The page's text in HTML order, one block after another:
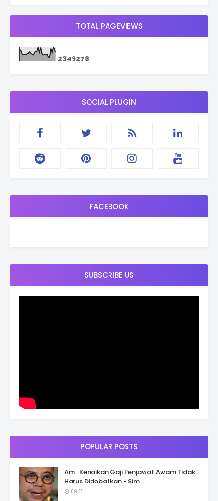
TOTAL PAGEVIEWS
2349278
SOCIAL PLUGIN
FACEBOOK
SUBSCRIBE US
POPULAR POSTS
Am : Kenaikan Gaji Penjawat Awam Tidak
Harus Didebatkan - Sim
09:11